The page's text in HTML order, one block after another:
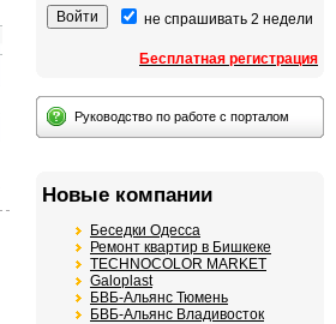
не спрашивать 2 недели
Бесплатная регистрация
Руководство по работе с порталом
Новые компании
Беседки Одесса
Ремонт квартир в Бишкеке
TECHNOCOLOR MARKET
Galoplast
БВБ-Альянс Тюмень
БВБ-Альянс Владивосток